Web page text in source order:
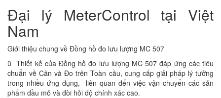
Đại lý MeterControl tại Việt
Nam
Giới thiệu chung về Đồng hồ đo lưu lượng MC 507
ü Thiết kế của Đồng hồ đo lưu lượng MC 507 đáp ứng các tiêu
chuẩn về Cân và Đo trên Toàn cầu, cung cấp giải pháp lý tưởng
trong nhiều ứng dụng, liên quan đến việc vận chuyển các sản
phẩm dầu mỏ và đòi hỏi độ chính xác cao.